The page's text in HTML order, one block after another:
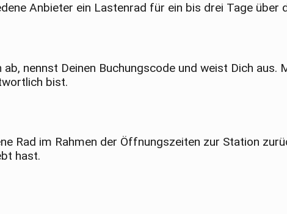
Anbieter ein Lastenrad für ein bis drei Tage über
nennst Deinen Buchungscode und weist Dich
bist.
Rad im Rahmen der Öffnungszeiten zur Station
hast.